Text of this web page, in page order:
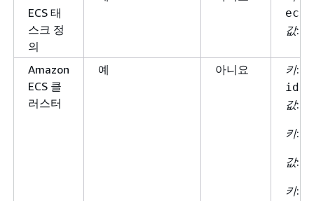
ECS 태
스크 정
의
값:
Amazon
ECS 클
러스터
예 아니요 키:
id
값:
키:
값:
키: